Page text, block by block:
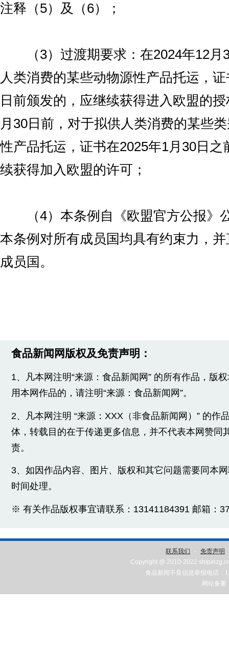
注释（5）及（6）；
（3）过渡期要求：在2024年12月
人类消费的某些动物源性产品托运，
日前颁发的，应继续获得进入欧盟的
月30日前，对于拟供人类消费的某些
性产品托运，证书在2025年1月30日之
续获得加入欧盟的许可；
（4）本条例自《欧盟官方公报》
本条例对所有成员国均具有约束力，
成员国。
食品新闻网版权及免责声明：
1、凡本网注明“来源：食品新闻网” 的所有作品，版
用本网作品的，请注明“来源：食品新闻网”。
2、凡本网注明 “来源：XXX（非食品新闻网）” 的作
体，转载目的在于传递更多信息，并不代表本网赞同
责。
3、如因作品内容、图片、版权和其它问题需要同本
时间处理。
※ 有关作品版权事宜请联系：13141184391 邮箱：
联系我们 - 免责声明
Copyright @ 2010-2022
食品新闻不良信息举报电话：
网站备案